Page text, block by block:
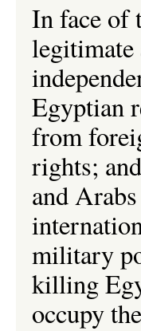
In face of
legitimate
Egyptian
from
rights;
and
military
killing
occupy